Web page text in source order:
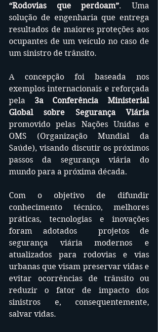
“Rodovias que perdoam”. Uma
solução de engenharia que entrega
resultados de maiores proteções aos
ocupantes de um veículo no caso de
um sinistro de trânsito.
A concepção foi baseada nos
exemplos internacionais e reforçada
pela 3a Conferência Ministerial
Global sobre Segurança Viária
promovido pelas Nações Unidas e
OMS (Organização Mundial da
Saúde), visando discutir os próximos
passos da segurança viária do
mundo para a próxima década.
Com o objetivo de difundir
conhecimento técnico, melhores
práticas, tecnologias e inovações
foram adotados  projetos de
segurança viária modernos e
atualizados para rodovias e vias
urbanas que visam preservar vidas e
evitar ocorrências de trânsito ou
reduzir o fator de impacto dos
sinistros e, consequentemente,
salvar vidas.